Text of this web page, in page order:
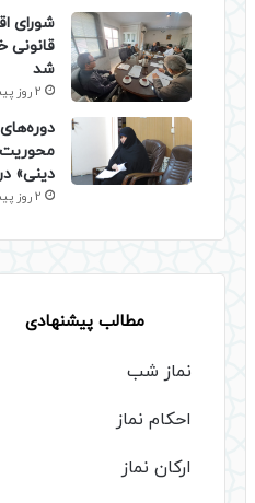
شورای
قانونی
شد
2 روز پیش
محوریت
دینی»
2 روز پیش
مطالب پیشنهادی
نماز شب
احکام نماز
ارکان نماز